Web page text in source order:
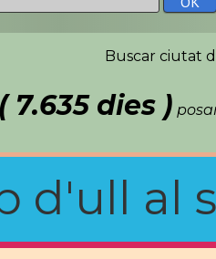
Buscar ciutat
( 7.635 dies )
d'ull al